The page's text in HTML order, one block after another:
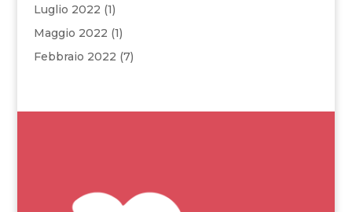
Luglio 2022 (1)
Maggio 2022 (1)
Febbraio 2022 (7)